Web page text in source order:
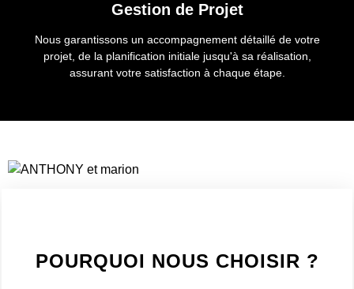
Gestion de Projet
Nous garantissons un accompagnement détaillé de votre
projet, de la planification initiale jusqu'à sa réalisation,
assurant votre satisfaction à chaque étape.
POURQUOI NOUS CHOISIR ?